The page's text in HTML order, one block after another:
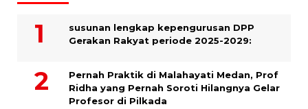
susunan lengkap kepengurusan DPP
Gerakan Rakyat periode 2025-2029:
Pernah Praktik di Malahayati Medan, Prof
Ridha yang Pernah Soroti Hilangnya Gelar
Profesor di Pilkada